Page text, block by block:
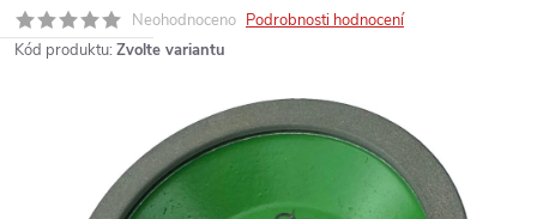
Neohodnoceno Podrobnosti hodnocení
Kód produktu: Zvolte variantu